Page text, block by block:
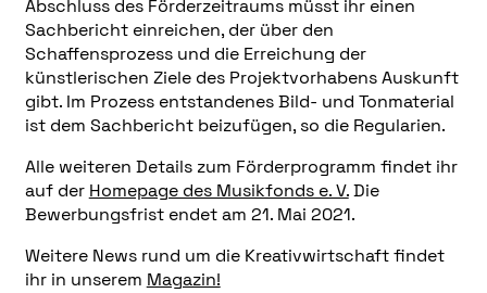
Abschluss des Förderzeitraums müsst ihr einen
Sachbericht einreichen, der über den
Schaffensprozess und die Erreichung der
künstlerischen Ziele des Projektvorhabens Auskunft
gibt. Im Prozess entstandenes Bild- und Tonmaterial
ist dem Sachbericht beizufügen, so die Regularien.
Alle weiteren Details zum Förderprogramm findet ihr
auf der Homepage des Musikfonds e. V.Die
Bewerbungsfrist endet am 21. Mai 2021.
Weitere News rund um die Kreativwirtschaft findet
ihr in unserem Magazin!